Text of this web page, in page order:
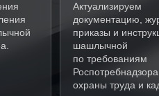
Актуализируем
документацию,
приказы и
шашлычной
по требованиям
охраны труда и